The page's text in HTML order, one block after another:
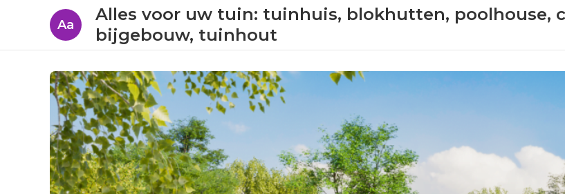
Aa
Alles voor uw tuin: tuinhuis, blokhutten, poolhouse,
bijgebouw, tuinhout